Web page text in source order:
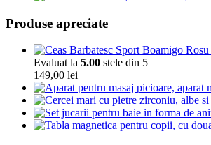
Produse apreciate
Evaluat la 5.00 stele din 5
149,00 lei